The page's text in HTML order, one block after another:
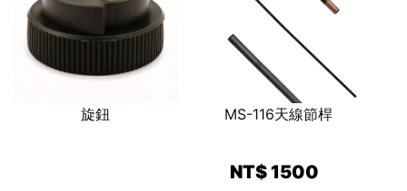
旋鈕 MS-116天線節桿
NT$ 1500